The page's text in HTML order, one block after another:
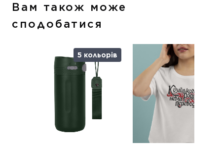
Вам також може
сподобатися
5 кольорів